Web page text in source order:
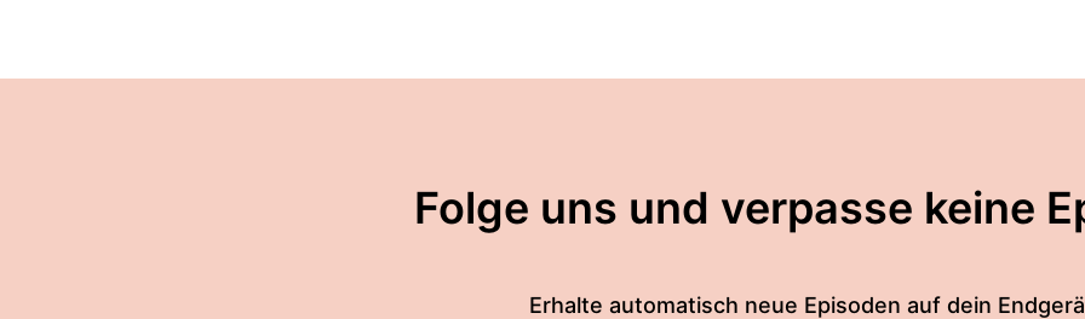
Folge uns und verpasse keine
Erhalte automatisch neue Episoden auf dein